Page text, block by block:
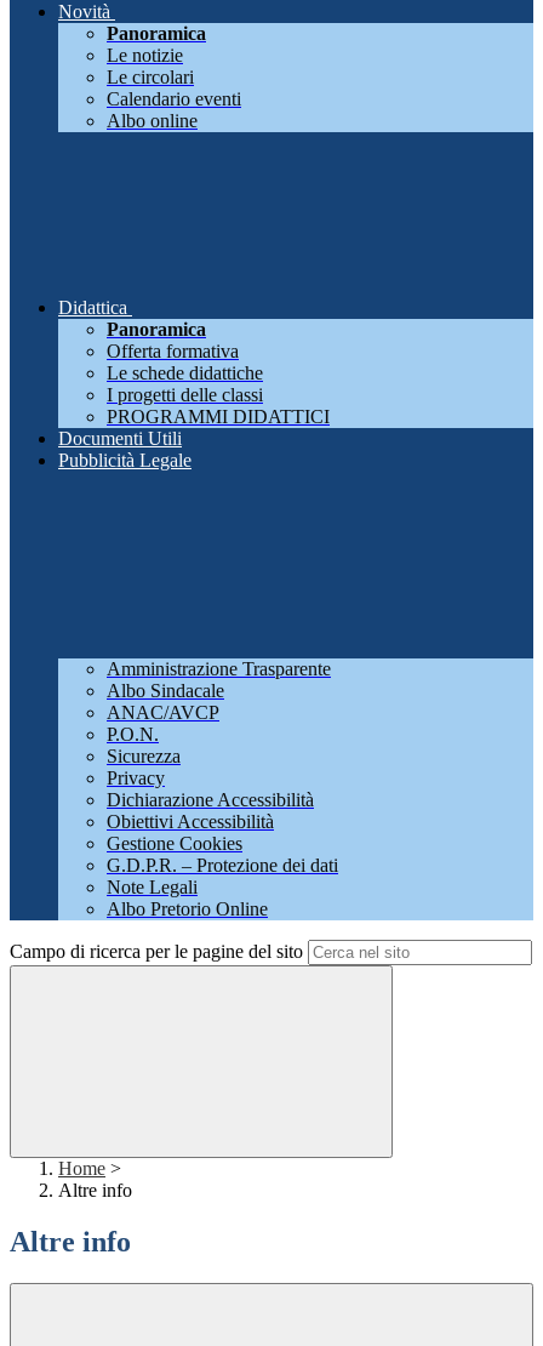
Novità
Panoramica
Le notizie
Le circolari
Calendario eventi
Albo online
Didattica
Panoramica
Offerta formativa
Le schede didattiche
I progetti delle classi
PROGRAMMI DIDATTICI
Documenti Utili
Pubblicità Legale
Amministrazione Trasparente
Albo Sindacale
ANAC/AVCP
P.O.N.
Sicurezza
Privacy
Dichiarazione Accessibilità
Obiettivi Accessibilità
Gestione Cookies
G.D.P.R. – Protezione dei dati
Note Legali
Albo Pretorio Online
Campo di ricerca per le pagine del sito
Home >
Altre info
Altre info